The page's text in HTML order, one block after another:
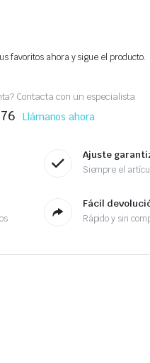
favoritos ahora y sigue el producto.
Contacta con un especialista
Llámanos ahora
Ajuste
Siempre el
Fácil
Rápido y sin